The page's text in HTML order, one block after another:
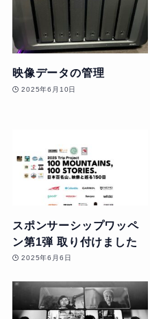
映像データの管理
2025年6月10日
スポンサーシップワッペ
ン第1弾 取り付けました
2025年6月6日